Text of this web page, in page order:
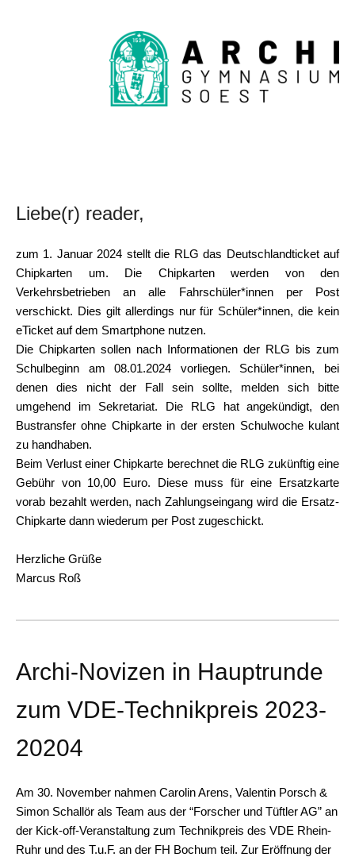
Liebe(r) reader,
zum 1. Januar 2024 stellt die RLG das Deutschlandticket auf
Chipkarten um. Die Chipkarten werden von den
Verkehrsbetrieben an alle Fahrschüler*innen per Post
verschickt. Dies gilt allerdings nur für Schüler*innen, die kein
eTicket auf dem Smartphone nutzen.
Die Chipkarten sollen nach Informationen der RLG bis zum
Schulbeginn am 08.01.2024 vorliegen. Schüler*innen, bei
denen dies nicht der Fall sein sollte, melden sich bitte
umgehend im Sekretariat. Die RLG hat angekündigt, den
Bustransfer ohne Chipkarte in der ersten Schulwoche kulant
zu handhaben.
Beim Verlust einer Chipkarte berechnet die RLG zukünftig eine
Gebühr von 10,00 Euro. Diese muss für eine Ersatzkarte
vorab bezahlt werden, nach Zahlungseingang wird die Ersatz-
Chipkarte dann wiederum per Post zugeschickt.
Herzliche Grüße
Marcus Roß
Archi-Novizen in Hauptrunde
zum VDE-Technikpreis 2023-
20204
Am 30. November nahmen Carolin Arens, Valentin Porsch &
Simon Schallör als Team aus der “Forscher und Tüftler AG” an
der Kick-off-Veranstaltung zum Technikpreis des VDE Rhein-
Ruhr und des T.u.F. an der FH Bochum teil. Zur Eröffnung der